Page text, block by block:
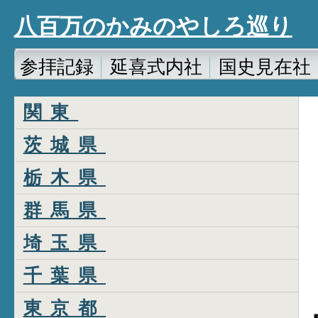
八百万のかみのやしろ巡り
参拝記録 延喜式内社 国史見在社
関東
茨城県
栃木県
群馬県
埼玉県
千葉県
東京都